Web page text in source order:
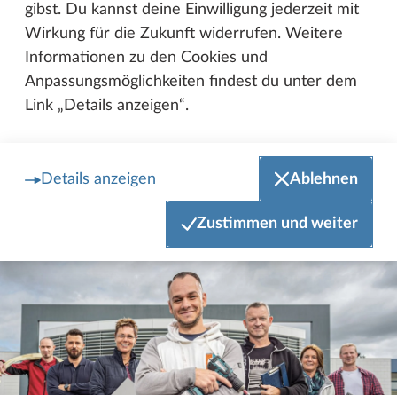
gibst. Du kannst deine Einwilligung jederzeit mit
Wirkung für die Zukunft widerrufen. Weitere
Informationen zu den Cookies und
Anpassungsmöglichkeiten findest du unter dem
Link „Details anzeigen“.
Details anzeigen Ablehnen
Zustimmen und weiter
und Sorgfalt – Made in Germany. Modernste
Maschinen und Technik garantieren höchste
Leistungsfähigkeit und Präzision. Gleichzeitig setzen
wir bei vielen Details auf Handarbeit und
Fingerspitzengefühl. Das Ergebnis: Fahrzeuge, die